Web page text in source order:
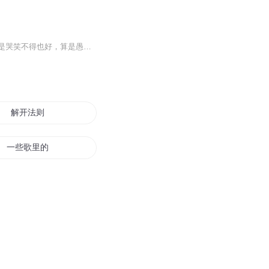
那些年说白了，也就是个七、八十年代。那些年发生在村里的那些事，现在想来、说来，算是哭笑不得也好，算是愚昧无知也罢，算是荒唐、荒谬也行。至于那些年村里发生过哪些事，如何去评说，还是请大家仁者见仁，智者见智的在认真收听后去分析、分辨吧。
解开法则
一些歌里的故事